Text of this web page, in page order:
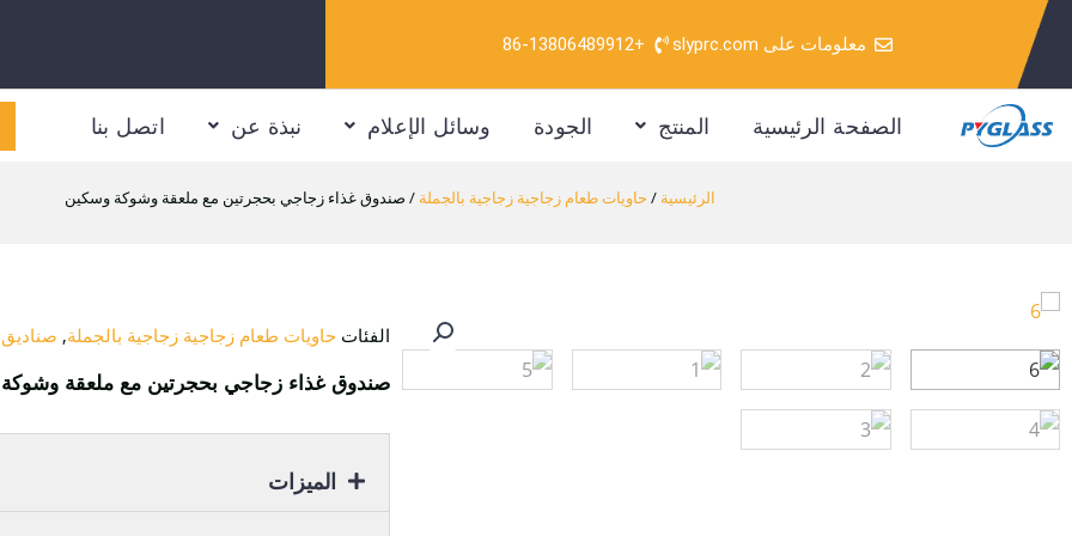
تخطي
المحتوى
معلومات على slyprc.com +86-13806489912
الصفحة الرئيسية المنتج الجودة وسائل الإعلام نبذة عن اتصل بنا
الرئيسية / حاويات طعام زجاجية زجاجية بالجملة / صندوق غذاء زجاجي بحجرتين مع ملعقة وشوكة وسكين
الفئات حاويات طعام زجاجية زجاجية بالجملة, صناديق
صندوق غذاء زجاجي بحجرتين مع ملعقة
الميزات